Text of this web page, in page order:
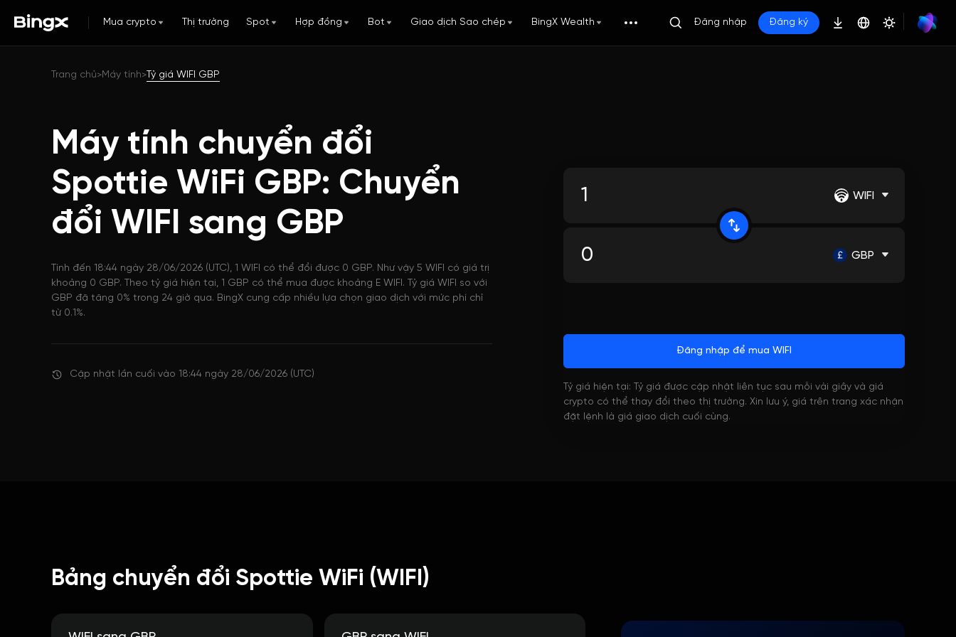
Mua crypto Thị trường Spot Hợp đồng Bot Giao dịch Sao chép BingX Wealth Đăng nhập Đăng ký
Trang chủ>Máy tính> Tỷ giá WIFI GBP
Máy tính chuyển đổi
Spottie WiFi GBP: Chuyển
đổi WIFI sang GBP
Tính đến 18:44 ngày 28/06/2026 (UTC), 1 WIFI có thể đổi được 0 GBP. Như vậy 5 WIFI có giá trị
khoảng 0 GBP. Theo tỷ giá hiện tại, 1 GBP có thể mua được khoảng E WIFI. Tỷ giá WIFI so với
GBP đã tăng 0% trong 24 giờ qua. BingX cung cấp nhiều lựa chọn giao dịch với mức phí chỉ
từ 0.1%.
Cập nhật lần cuối vào 18:44 ngày 28/06/2026 (UTC)
WIFI
GBP
Đăng nhập để mua WIFI
Tỷ giá hiện tại: Tỷ giá được cập nhật liên tục sau mỗi vài giây và giá
crypto có thể thay đổi theo thị trường. Xin lưu ý, giá trên trang xác nhận
đặt lệnh là giá giao dịch cuối cùng.
Bảng chuyển đổi Spottie WiFi (WIFI)